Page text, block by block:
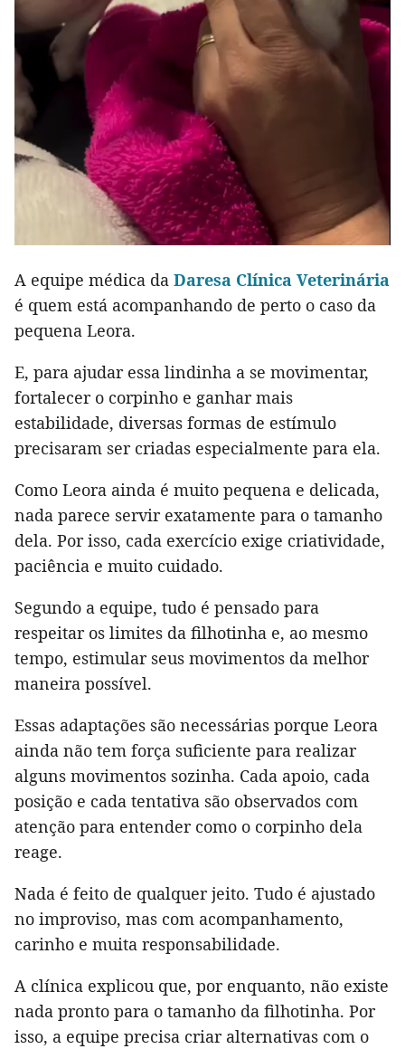
A equipe médica da Daresa Clínica Veterinária
é quem está acompanhando de perto o caso da
pequena Leora.
E, para ajudar essa lindinha a se movimentar,
fortalecer o corpinho e ganhar mais
estabilidade, diversas formas de estímulo
precisaram ser criadas especialmente para ela.
Como Leora ainda é muito pequena e delicada,
nada parece servir exatamente para o tamanho
dela. Por isso, cada exercício exige criatividade,
paciência e muito cuidado.
Segundo a equipe, tudo é pensado para
respeitar os limites da filhotinha e, ao mesmo
tempo, estimular seus movimentos da melhor
maneira possível.
Essas adaptações são necessárias porque Leora
ainda não tem força suficiente para realizar
alguns movimentos sozinha. Cada apoio, cada
posição e cada tentativa são observados com
atenção para entender como o corpinho dela
reage.
Nada é feito de qualquer jeito. Tudo é ajustado
no improviso, mas com acompanhamento,
carinho e muita responsabilidade.
A clínica explicou que, por enquanto, não existe
nada pronto para o tamanho da filhotinha. Por
isso, a equipe precisa criar alternativas com o